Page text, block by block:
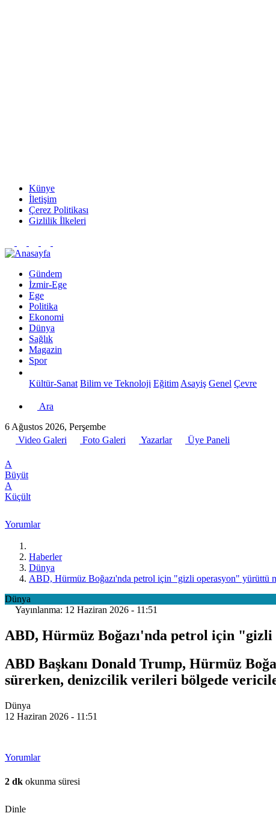
Künye
İletişim
Çerez Politikası
Gizlilik İlkeleri
Gündem
İzmir-Ege
Ege
Politika
Ekonomi
Dünya
Sağlık
Magazin
Spor
Kültür-Sanat Bilim ve Teknoloji Eğitim Asayiş Genel Çevre
Ara
6 Ağustos 2026, Perşembe
Video Galeri
Foto Galeri Yazarlar Üye Paneli
A
Büyüt
A
Küçült
Yorumlar
Haberler
Dünya
ABD, Hürmüz Boğazı'nda petrol için "gizli operasyon" yürüttü
Dünya
Yayınlanma: 12 Haziran 2026 - 11:51
ABD, Hürmüz Boğazı'nda petrol için
ABD Başkanı Donald Trump, Hürmüz
sürerken, denizcilik verileri bölgede
Dünya
12 Haziran 2026 - 11:51
Yorumlar
2 dk okunma süresi
Dinle